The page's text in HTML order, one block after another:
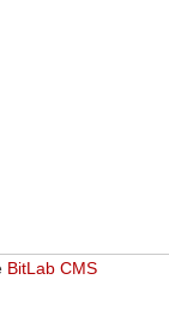
BitLab CMS